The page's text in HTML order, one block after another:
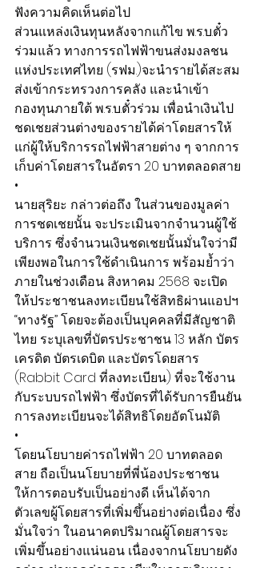
ฟังความคิดเห็นต่อไป
ส่วนแหล่งเงินทุนหลังจากแก้ไข พ.ร.บ.ตั๋ว
ร่วมแล้ว ทางการรถไฟฟ้าขนส่งมงลชน
แห่งประเทศไทย (รฟม.)จะนำรายได้สะสม
ส่งเข้ากระทรวงการคลัง และนำเข้า
กองทุนภายใต้ พ.ร.บ.ตั๋วร่วม เพื่อนำเงินไป
ชดเชยส่วนต่างของรายได้ค่าโดยสารให้
แก่ผู้ให้บริการรถไฟฟ้าสายต่าง ๆ จากการ
เก็บค่าโดยสารในอัตรา 20 บาทตลอดสาย
•
นายสุริยะ กล่าวต่อถึง ในส่วนของมูลค่า
การชดเชยนั้น จะประเมินจากจำนวนผู้ใช้
บริการ ซึ่งจำนวนเงินชดเชยนั้นมั่นใจว่ามี
เพียงพอในการใช้ดำเนินการ พร้อมย้ำว่า
ภายในช่วงเดือน สิงหาคม 2568 จะเปิด
ให้ประชาชนลงทะเบียนใช้สิทธิผ่านแอปฯ
“ทางรัฐ” โดยจะต้องเป็นบุคคลที่มีสัญชาติ
ไทย ระบุเลขที่บัตรประชาชน 13 หลัก บัตร
เครดิต บัตรเดบิต และบัตรโดยสาร
(Rabbit Card ที่ลงทะเบียน) ที่จะใช้งาน
กับระบบรถไฟฟ้า ซึ่งบัตรที่ได้รับการยืนยัน
การลงทะเบียนจะได้สิทธิโดยอัตโนมัติ
•
โดยนโยบายค่ารถไฟฟ้า 20 บาทตลอด
สาย ถือเป็นนโยบายที่พี่น้องประชาชน
ให้การตอบรับเป็นอย่างดี เห็นได้จาก
ตัวเลขผู้โดยสารที่เพิ่มขึ้นอย่างต่อเนื่อง ซึ่ง
มั่นใจว่า ในอนาคตปริมาณผู้โดยสารจะ
เพิ่มขึ้นอย่างแน่นอน เนื่องจากนโยบายดัง